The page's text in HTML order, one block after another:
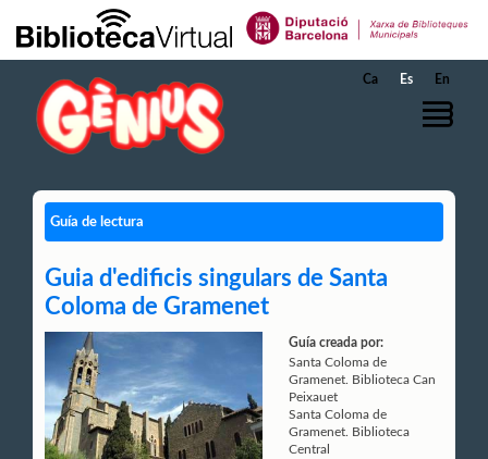
Saltar al contenido principal
Ca Es En
Guía de lectura
Guia d'edificis singulars de Santa
Coloma de Gramenet
Guía creada por:
Santa Coloma de
Gramenet. Biblioteca Can
Peixauet
Santa Coloma de
Gramenet. Biblioteca
Central